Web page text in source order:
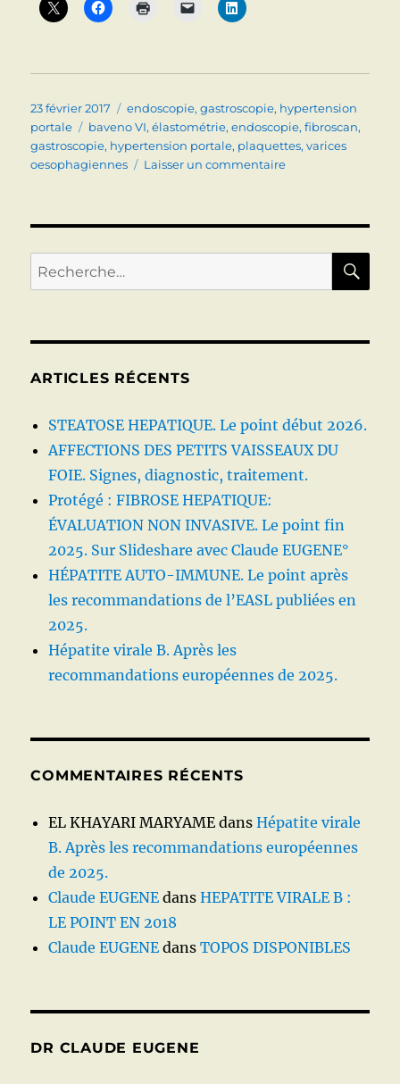
Publié
le
23 février 2017 Catégories
endoscopie,gastroscopie, hypertension
portale
Étiquettes
baveno VI,élastométrie,endoscopie,fibroscan,
gastroscopie, hypertension portale, plaquettes,varices
oesophagiennes
Laisser un commentairesur
de
oesophagiennes
Recherche
pour :
ARTICLES RÉCENTS
STEATOSE HEPATIQUE. Le point début 2026.
AFFECTIONS DES PETITS VAISSEAUX DU
FOIE. Signes, diagnostic, traitement.
Protégé : FIBROSE HEPATIQUE:
ÉVALUATION NON INVASIVE. Le point fin
2025. Sur Slideshare avec Claude EUGENE°
HÉPATITE AUTO-IMMUNE. Le point après
les recommandations de l’EASL publiées en
2025.
Hépatite virale B. Après les
recommandations européennes de 2025.
COMMENTAIRES RÉCENTS
EL KHAYARI MARYAME dansHépatite virale
B. Après les recommandations européennes
de 2025.
Claude EUGENE dansHEPATITE VIRALE B :
LE POINT EN 2018
Claude EUGENE dansTOPOS DISPONIBLES
DR CLAUDE EUGENE